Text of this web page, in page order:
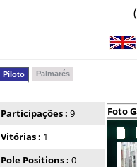
Piloto Palmarés
Participações : 9
Foto
Vitórias : 1
Pole Positions : 0